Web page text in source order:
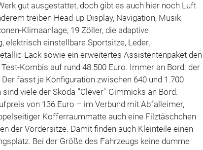
gut ausgestattet, doch gibt es auch hier noch Luft
treiben Head-up-Display, Navigation, Musik-
Klimaanlage, 19 Zöller, die adaptive
elektrisch einstellbare Sportsitze, Leder,
Lack sowie ein erweitertes Assistentenpaket den
Kombis auf rund 48.500 Euro. Immer an Bord: der
fasst je Konfiguration zwischen 640 und 1.700
viele der Skoda-"Clever"-Gimmicks an Bord.
von 136 Euro – im Verbund mit Abfalleimer,
Kofferraummatte auch eine Filztäschchen
der Vordersitze. Damit finden auch Kleinteile einen
Bei der Größe des Fahrzeugs keine dumme